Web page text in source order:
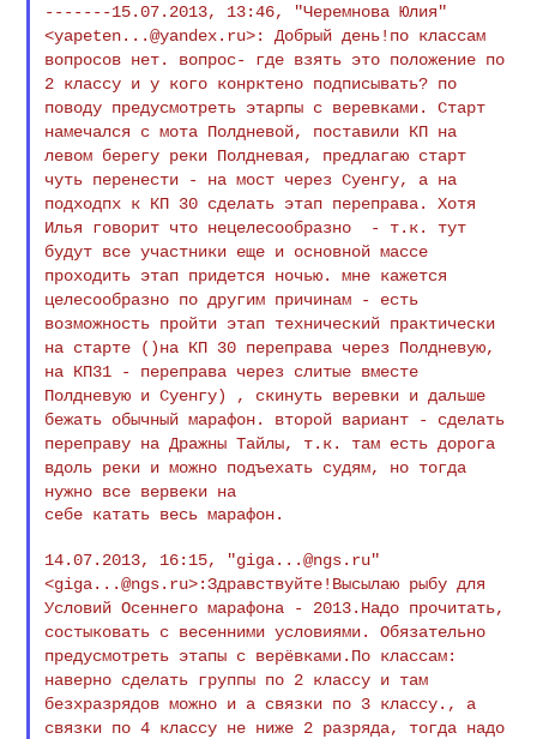
-------15.07.2013, 13:46,
"Черемнова Юлия"
<yapeten...@yandex.ru>: Добрый день!по классам
вопросов нет. вопрос- где взять это положение по
2 классу и у кого конрктено подписывать? по
поводу предусмотреть этарпы с веревками. Старт
намечался с мота Полдневой, поставили КП на
левом берегу реки Полдневая, предлагаю старт
чуть перенести
- на мост через Суенгу, а на
подходпх к КП 30 сделать этап переправа. Хотя
Илья говорит что нецелесообразно - т.к. тут
будут всеучастники еще и основной массе
проходить этап придется ночью. мне кажется
целесообразно подругим причинам - есть
возможность пройти этаптехнический практически
на старте ()на КП 30 переправа через Полдневую,
на КП31 - переправа через слитые вместе
Полдневую и Суенгу) , скинуть веревки идальше
бежать обычныймарафон. второй вариант - сделать
переправу на ДражныТайлы, т.к. там естьдорога
вдоль реки и можно подъехать судям, но тогда
нужно все вервеки на
себе катать весь марафон.
14.07.2013, 16:15, "giga...@ngs.ru
<giga...@ngs.ru>:Здравствуйте!Высылаю рыбу для
УсловийОсеннего марафона - 2013.Надо прочитать,
состыковать с весенними условиями.Обязательно
предусмотреть этапы с верёвками.По классам:
наверно сделать группы по 2 классу и там
безхразрядов можно и а связки по 3 классу., а
связки по 4 классу не ниже 2 разряда, тогда надо